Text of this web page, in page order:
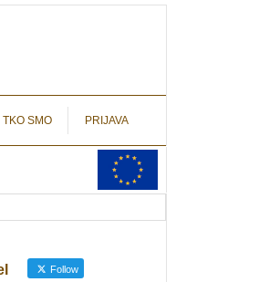
TKO SMO PRIJAVA
Follow